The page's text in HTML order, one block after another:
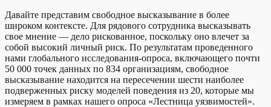
Давайте представим свободное высказывание в более
широком контексте. Для рядового сотрудника высказывать
свое мнение — дело рискованное, поскольку оно влечет за
собой высокий личный риск. По результатам проведенного
нами глобального исследования-опроса, включающего почти
50 000 точек данных по 834 организациям, свободное
высказывание находится на пересечении шести наиболее
подверженных риску моделей поведения из 20, которые мы
измеряем в рамках нашего опроса «Лестница уязвимостей».